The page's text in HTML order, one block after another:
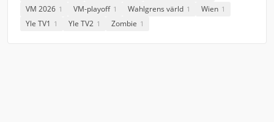
VM 2026 1 VM-playoff 1 Wahlgrens värld 1 Wien 1
Yle TV1 1 Yle TV2 1 Zombie 1